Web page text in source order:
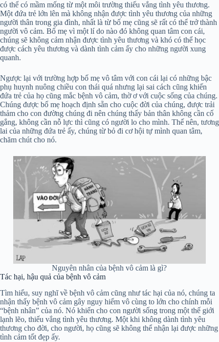
có thể có mầm mống từ một môi trường thiếu vắng tình yêu thương.
Một đứa trẻ lớn lên mà không nhận được tình yêu thương của những
người thân trong gia đình, nhất là từ bố mẹ cũng sẽ rất có thể trở thành
người vô cảm. Bố mẹ vì một lí do nào đó không quan tâm con cái,
chúng sẽ không cảm nhận được tình yêu thương và khó có thể học
được cách yêu thương và dành tình cảm ấy cho những người xung
quanh.
Ngược lại với trường hợp bố mẹ vô tâm với con cái lại có những bậc
phụ huynh nuông chiều con thái quá nhưng lại sai cách cũng khiến
đứa trẻ của họ cũng mắc bệnh vô cảm, thờ ơ với cuộc sống của chúng.
Chúng được bố mẹ hoạch định sẵn cho cuộc đời của chúng, được trải
thảm cho con đường chúng đi nên chúng thấy bản thân không cần cố
gắng, không cần nỗ lực thì cũng có người lo cho mình. Thế nên, tương
lai của những đứa trẻ ấy, chúng từ bỏ đi cơ hội tự mình quan tâm,
chăm chút cho nó.
Nguyên nhân của bệnh vô cảm là gì?
Tác hại, hậu quả của bệnh vô cảm
Tìm hiểu, suy nghĩ về bệnh vô cảm cũng như tác hại của nó, chúng ta
nhận thấy bệnh vô cảm gây nguy hiểm vô cùng to lớn cho chính mỗi
“bệnh nhân” của nó. Nó khiến cho con người sống trong một thế giới
lạnh lẽo, thiếu vắng tình yêu thương. Một khi không dành tình yêu
thương cho đời, cho người, họ cũng sẽ không thể nhận lại được những
tình cảm tốt đẹp ấy.